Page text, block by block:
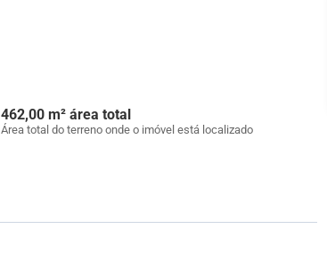
462,00 m² área total
Área total do terreno onde o imóvel está localizado